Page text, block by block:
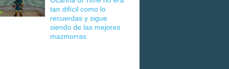
tan difícil como lo
recuerdas y sigue
siendo de las mejores
mazmorras